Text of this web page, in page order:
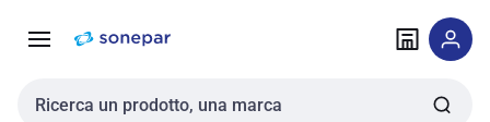
navigazione alla
Cerca input